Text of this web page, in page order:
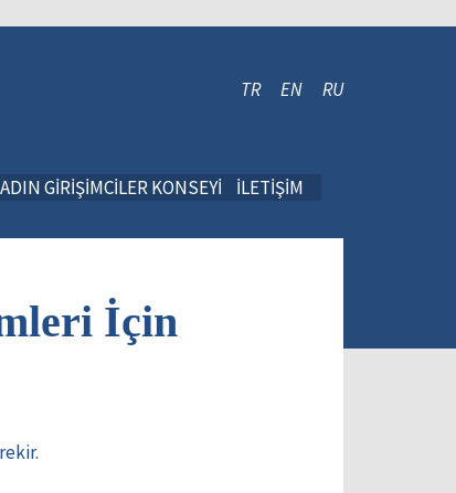
TR EN RU
GİRİŞİMCİLER KONSEYİ İLETİŞİM
İçin